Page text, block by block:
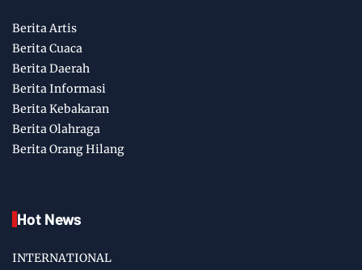
Berita Artis
Berita Cuaca
Berita Daerah
Berita Informasi
Berita Kebakaran
Berita Olahraga
Berita Orang Hilang
Hot News
INTERNATIONAL